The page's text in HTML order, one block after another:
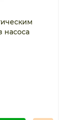
насоса